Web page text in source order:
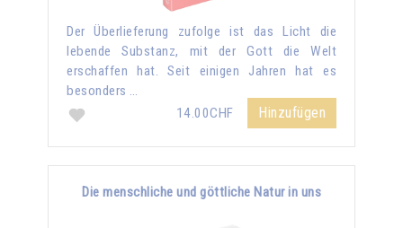
Der Überlieferung zufolge ist das Licht die
lebende Substanz, mit der Gott die Welt
erschaffen hat. Seit einigen Jahren hat es
besonders …
14.00CHF
Hinzufügen
Die menschliche und göttliche Natur in uns